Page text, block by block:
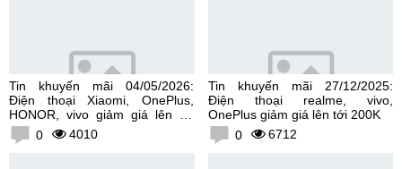
Tin khuyến mãi 04/05/2026:
Điện thoại Xiaomi, OnePlus,
HONOR, vivo giảm giá lên tới
300K0 4010
Tin khuyến mãi 27/12/2025:
Điện thoại realme, vivo,
OnePlus giảm giá lên tới 200K
0
6712